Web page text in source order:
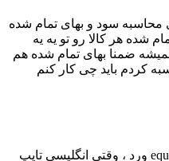
محاسبه سود و بهای تمام شده
شده هر کالا رو تو یه یه
ضمنا بهای تمام شده هم
کردم باید چی کار کنم
سلام ببخشید در قسمت equation ورد ، وقتی انگلیسی تایپ